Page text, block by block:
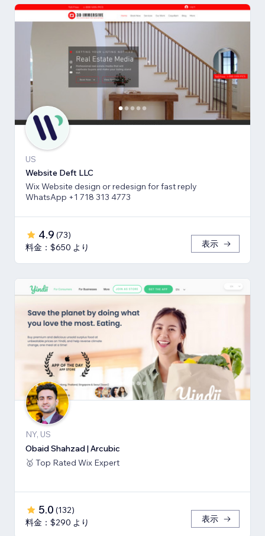
US
Website Deft LLC
Wix Website design or redesign for fast reply
WhatsApp +1 718 313 4773
4.9 (73)
料金：$650 より
表示
NY, US
Obaid Shahzad | Arcubic
🥇 Top Rated Wix Expert
5.0 (132)
料金：$290 より
表示